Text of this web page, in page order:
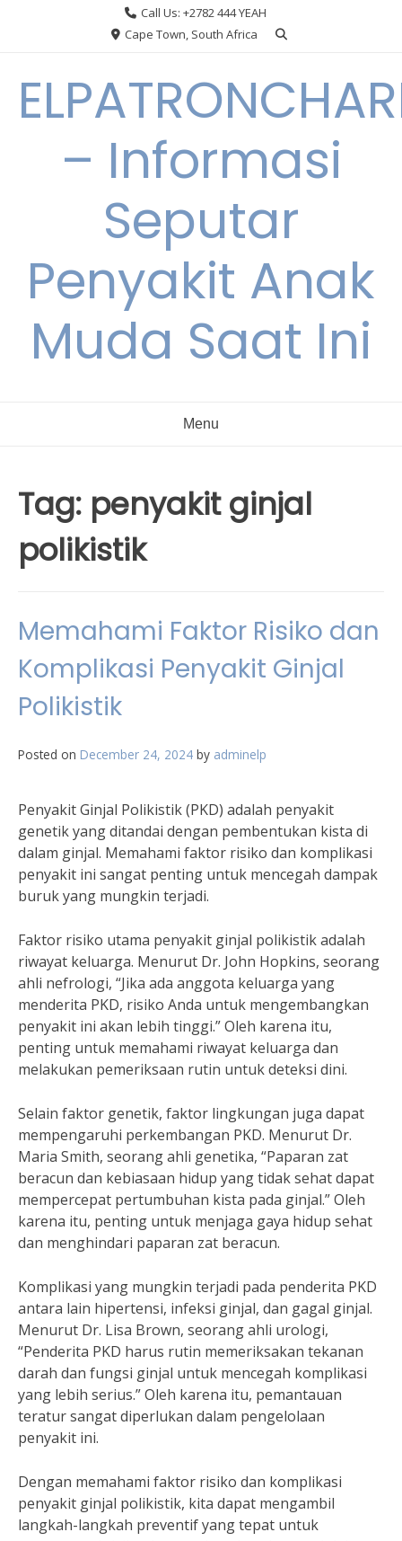
Call Us: +2782 444 YEAH
Cape Town, South Africa
– Informasi
Seputar
Penyakit Anak
Muda Saat Ini
Menu
Tag: penyakit ginjal
polikistik
Memahami Faktor Risiko dan
Komplikasi Penyakit Ginjal
Polikistik
Posted on December 24, 2024 by adminelp
Penyakit Ginjal Polikistik (PKD) adalah penyakit
genetik yang ditandai dengan pembentukan kista di
dalam ginjal. Memahami faktor risiko dan komplikasi
penyakit ini sangat penting untuk mencegah dampak
buruk yang mungkin terjadi.
Faktor risiko utama penyakit ginjal polikistik adalah
riwayat keluarga. Menurut Dr. John Hopkins, seorang
ahli nefrologi, “Jika ada anggota keluarga yang
menderita PKD, risiko Anda untuk mengembangkan
penyakit ini akan lebih tinggi.” Oleh karena itu,
penting untuk memahami riwayat keluarga dan
melakukan pemeriksaan rutin untuk deteksi dini.
Selain faktor genetik, faktor lingkungan juga dapat
mempengaruhi perkembangan PKD. Menurut Dr.
Maria Smith, seorang ahli genetika, “Paparan zat
beracun dan kebiasaan hidup yang tidak sehat dapat
mempercepat pertumbuhan kista pada ginjal.” Oleh
karena itu, penting untuk menjaga gaya hidup sehat
dan menghindari paparan zat beracun.
Komplikasi yang mungkin terjadi pada penderita PKD
antara lain hipertensi, infeksi ginjal, dan gagal ginjal.
Menurut Dr. Lisa Brown, seorang ahli urologi,
“Penderita PKD harus rutin memeriksakan tekanan
darah dan fungsi ginjal untuk mencegah komplikasi
yang lebih serius.” Oleh karena itu, pemantauan
teratur sangat diperlukan dalam pengelolaan
penyakit ini.
Dengan memahami faktor risiko dan komplikasi
penyakit ginjal polikistik, kita dapat mengambil
langkah-langkah preventif yang tepat untuk